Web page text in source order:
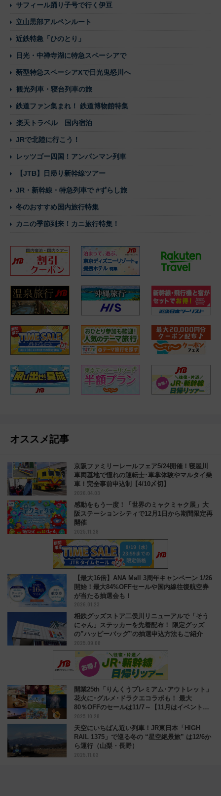
サフィール踊り子号で行く伊豆
立山黒部アルペンルート
近鉄特急「ひのとり」
日光・中禅寺湖に特急スペーシアで
新型特急スペーシアXで日光鬼怒川へ
観光列車・寝台列車の旅
鉄道ファン集まれ！ 鉄道博物館特集
楽天トラベル 国内宿泊
JRで北陸に行こう！
レッツゴー四国！アンパンマン列車
【JTB】日帰り新幹線ツアー
JR・新幹線・特急列車で #ずらし旅
冬のおすすめ国内旅行特集
カニの季節到来！カニ旅行特集！
オススメ記事
京阪ファミリーレールフェア5/24開催！寝屋川
車両基地で憧れの運転士･車掌体験やマルタイ乗
車！完全事前申込制【4/10〆切】
2026.04.03
感動をもう一度！「世界のミャクミャク展」大
阪ステーションシティで12月1日から期間限定再
開催
2025.11.28
【最大16倍】ANA Mall 3周年キャンペーン 1/26
開始！最大84%OFFセールや国内線往復航空券
が当たる抽選会も！
2026.01.23
相鉄グッズストア二俣川リニューアルで「そう
にゃん」ステッカーを先着配布！ 限定グッズ
の”ハッピーバッグ”の抽選申込方法もご紹介
2025.09.08
開業25th「りんくうプレミアム･アウトレット」
花火に･グルメ･ドラクエコラボも！ 最大
80％OFFのセールは11/7～【11月はイベント満
載】
2025.10.28
天空にいちばん近い列車！JR東日本「HIGH
RAIL 1375」で巡る冬の “星空絶景旅” は12/6か
ら運行（山梨・長野）
2025.11.03